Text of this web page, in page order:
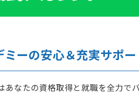
ーの安心＆充実サポー
あなたの資格取得と就職を全力で